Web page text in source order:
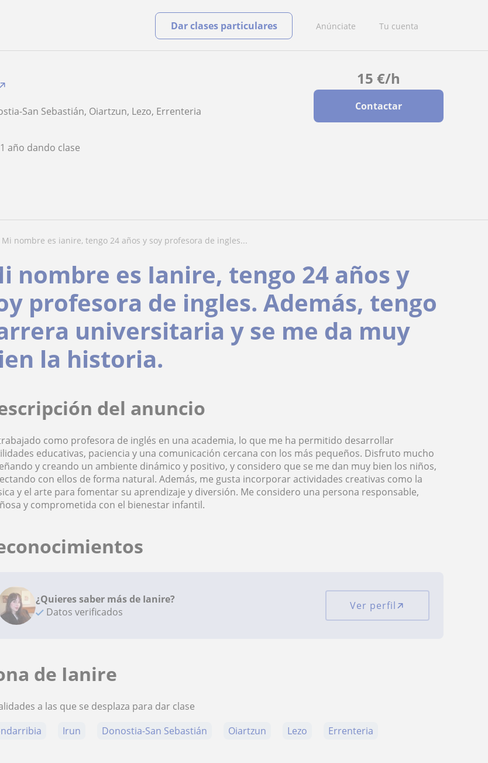
Anúnciate Tu cuenta
Dar clases particulares
15 €/h
Contactar
San Sebastián, Oiartzun, Lezo, Errenteria
1 año dando clase
mi nombre es ianire, tengo 24 años y soy profesora de ingles...
nombre es Ianire, tengo 24 años y
profesora de ingles. Además, tengo
universitaria y se me da muy
la historia.
del anuncio
como profesora de inglés en una academia, lo que me ha permitido desarrollar
educativas, paciencia y una comunicación cercana con los más pequeños. Disfruto mucho
y creando un ambiente dinámico y positivo, y considero que se me dan muy bien los niños,
con ellos de forma natural. Además, me gusta incorporar actividades creativas como la
y el arte para fomentar su aprendizaje y diversión. Me considero una persona responsable,
y comprometida con el bienestar infantil.
¿Quieres saber más de Ianire?
Datos verificados
Ver perfil
de Ianire
a las que se desplaza para dar clase
Irun Donostia-San Sebastián Oiartzun Lezo Errenteria